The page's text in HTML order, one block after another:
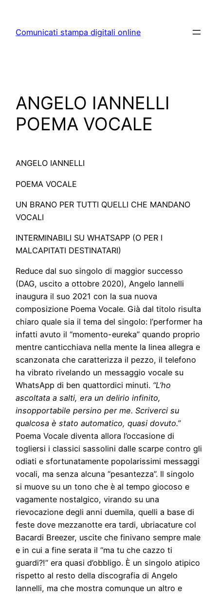
content
Comunicati stampa digitali online
ANGELO IANNELLI
POEMA VOCALE
ANGELO IANNELLI
POEMA VOCALE
UN BRANO PER TUTTI QUELLI CHE MANDANO
VOCALI
INTERMINABILI SU WHATSAPP (O PER I
MALCAPITATI DESTINATARI)
Reduce dal suo singolo di maggior successo
(DAG, uscito a ottobre 2020), Angelo Iannelli
inaugura il suo 2021 con la sua nuova
composizione Poema Vocale. Già dal titolo risulta
chiaro quale sia il tema del singolo: l’performer ha
infatti avuto il “momento-eureka” quando proprio
mentre canticchiava nella mente la linea allegra e
scanzonata che caratterizza il pezzo, il telefono
ha vibrato rivelando un messaggio vocale su
WhatsApp di ben quattordici minuti. “L’ho
ascoltata a salti, era un delirio infinito,
insopportabile persino per me. Scriverci su
qualcosa è stato automatico, quasi dovuto.”
Poema Vocale diventa allora l’occasione di
togliersi i classici sassolini dalle scarpe contro gli
odiati e sfortunatamente popolarissimi messaggi
vocali, ma senza alcuna “pesantezza”. Il singolo
si muove su un tono che è al tempo giocoso e
vagamente nostalgico, virando su una
rievocazione degli anni duemila, quelli a base di
feste dove mezzanotte era tardi, ubriacature col
Bacardi Breezer, uscite che finivano sempre male
e in cui a fine serata il “ma tu che cazzo ti
guardi?!” era quasi d’obbligo. È un singolo atipico
rispetto al resto della discografia di Angelo
Iannelli, ma che mostra comunque un altro e